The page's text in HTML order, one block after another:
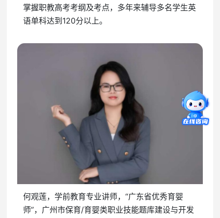
掌握职教高考考纲及考点，多年来辅导多名学生英
语单科达到120分以上。
何观莲，学前教育专业讲师，“广东省优秀育婴
师”，广州市保育/育婴类职业技能题库建设与开发